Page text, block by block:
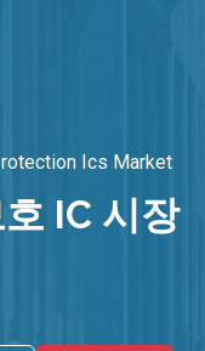
Ics Market
IC 시장